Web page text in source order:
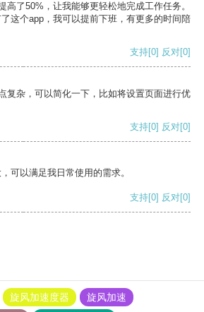
高了50%，让我能够更轻松地完成工作任务。
这个app，我可以提前下班，有更多的时间陪
支持[0] 反对[0]
复杂，可以简化一下，比如将设置页面进行优
支持[0] 反对[0]
可以满足我日常使用的需求。
支持[0] 反对[0]
旋风加速度器
旋风加速